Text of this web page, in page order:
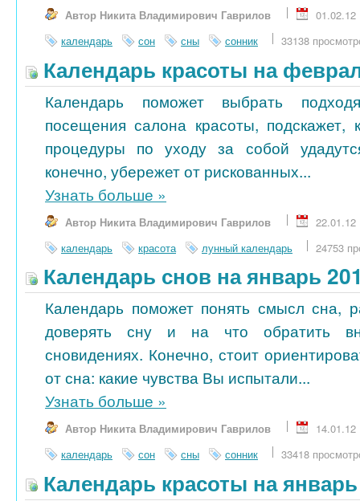
Автор Никита Владимирович Гаврилов
01.02.12
календарь
сон сны сонник 33138
Календарь красоты на
Календарь поможет выбрать
посещения салона красоты, подскажет,
процедуры по уходу за собой
конечно, убережет от рискованных...
Узнать больше »
Автор Никита Владимирович Гаврилов
22.01.12
календарь
красота лунный календарь 24753
Календарь снов на январь
Календарь поможет понять смысл сна,
доверять сну и на что обратить
сновидениях. Конечно, стоит
от сна: какие чувства Вы испытали...
Узнать больше »
Автор Никита Владимирович Гаврилов
14.01.12
календарь
сон сны сонник 33418
Календарь красоты на